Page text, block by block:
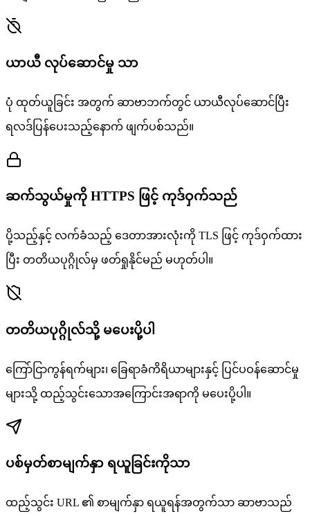
ယာယီ လုပ်ဆောင်မှု သာ
ပုံ ထုတ်ယူခြင်း အတွက် ဆာဗာဘက်တွင် ယာယီလုပ်ဆောင်ပြီး
ရလဒ်ပြန်ပေးသည့်နောက် ဖျက်ပစ်သည်။
ဆက်သွယ်မှုကို HTTPS ဖြင့် ကုဒ်ဝှက်သည်
ပို့သည့်နှင့် လက်ခံသည့် ဒေတာအားလုံးကို TLS ဖြင့် ကုဒ်ဝှက်ထား
ပြီး တတိယပုဂ္ဂိုလ်မှ ဖတ်ရှုနိုင်မည် မဟုတ်ပါ။
တတိယပုဂ္ဂိုလ်သို့ မပေးပို့ပါ
ကြော်ငြာကွန်ရက်များ၊ ခြေရာခံကိရိယာများနှင့် ပြင်ပဝန်ဆောင်မှု
များသို့ ထည့်သွင်းသောအကြောင်းအရာကို မပေးပို့ပါ။
ပစ်မှတ်စာမျက်နှာ ရယူခြင်းကိုသာ
ထည့်သွင်း URL ၏ စာမျက်နှာ ရယူရန်အတွက်သာ ဆာဗာသည်